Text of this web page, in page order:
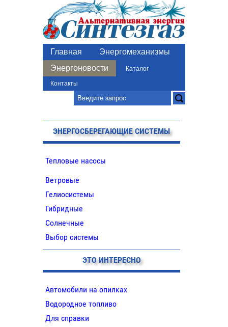
Главная
Энергомеханизмы
Энергоновости
Каталог
Контакты
ЭНЕРГОСБЕРЕГАЮЩИЕ СИСТЕМЫ
Тепловые насосы
Ветровые
Гелиосистемы
Гибридные
Солнечные
Выбор системы
ЭТО ИНТЕРЕСНО
Автомобили на опилках
Водородное топливо
Для справки